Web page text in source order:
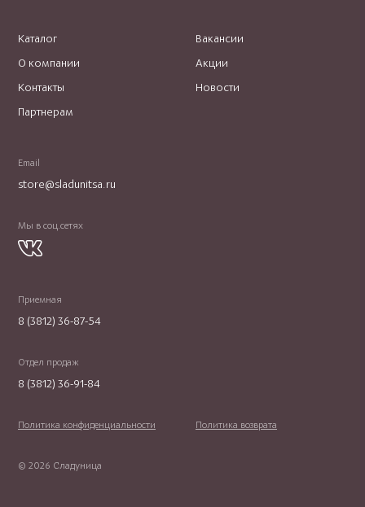
Каталог
О компании
Контакты
Партнерам
Вакансии
Акции
Новости
Email
store@sladunitsa.ru
Мы в соц.сетях
Приемная
8 (3812) 36-87-54
Отдел продаж
8 (3812) 36-91-84
© 2026 Сладуница
Политика конфиденциальности Политика возврата